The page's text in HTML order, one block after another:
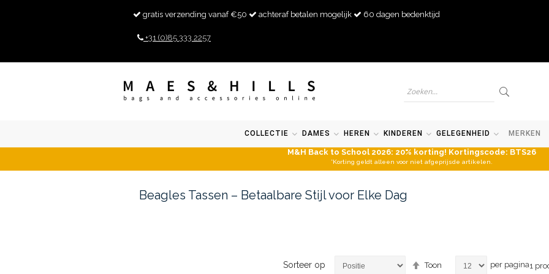
gratis verzending vanaf €50 achteraf betalen mogelijk 60 dagen bedenktijd
+31 (0)85 333 2257
COLLECTIE DAMES HEREN KINDEREN GELEGENHEID MERKEN
M&H Back to School 2026: 20% korting! Kortingscode: BTS26
*Korting geldt alleen voor niet afgeprijsde artikelen.
Beagles Tassen – Betaalbare Stijl voor Elke Dag
Sorteer op
Van
Toon per pagina1